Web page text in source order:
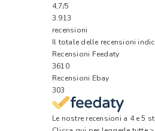
4,7/5
3.913
recensioni
Il totale delle recensioni
Recensioni Feedaty
3610
Recensioni Ebay
303
Le nostre recensioni a 4 e 5